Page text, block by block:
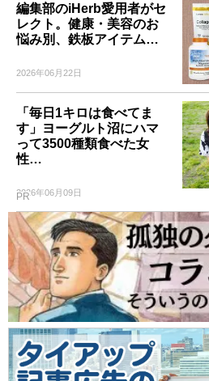
編集部のiHerb愛用者がセ
レクト。健康・美容のお
悩み別、鉄板アイテム…
2026年06月22日
「毎日1キロは食べてま
す」ヨーグルト沼にハマ
って3500種類食べた女
性…
2026年06月09日
PR